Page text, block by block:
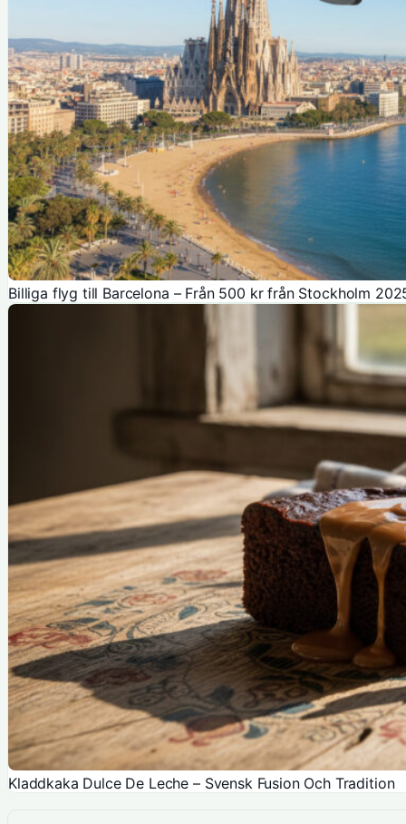
Billiga flyg till Barcelona – Från 500 kr från Stockholm
Kladdkaka Dulce De Leche – Svensk Fusion Och Tradition